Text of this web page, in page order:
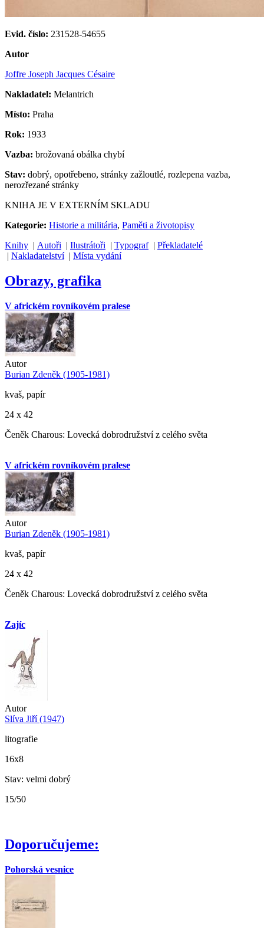
Evid. číslo: 231528-54655
Autor
Joffre Joseph Jacques Césaire
Nakladatel: Melantrich
Místo: Praha
Rok: 1933
Vazba: brožovaná obálka chybí
Stav: dobrý, opotřebeno, stránky zažloutlé, rozlepena vazba,
nerozřezané stránky
KNIHA JE V EXTERNÍM SKLADU
Kategorie: Historie a militária, Paměti a životopisy
Knihy | Autoři | Ilustrátoři | Typograf| Překladatelé
| Nakladatelství| Místa vydání
Obrazy, grafika
V africkém rovníkovém pralese
Autor
Burian Zdeněk (1905-1981)
kvaš, papír
24 x 42
Čeněk Charous: Lovecká dobrodružství z celého světa
V africkém rovníkovém pralese
Autor
Burian Zdeněk (1905-1981)
kvaš, papír
24 x 42
Čeněk Charous: Lovecká dobrodružství z celého světa
Zajíc
Autor
Slíva Jiří (1947)
litografie
16x8
Stav: velmi dobrý
15/50
Doporučujeme:
Pohorská vesnice